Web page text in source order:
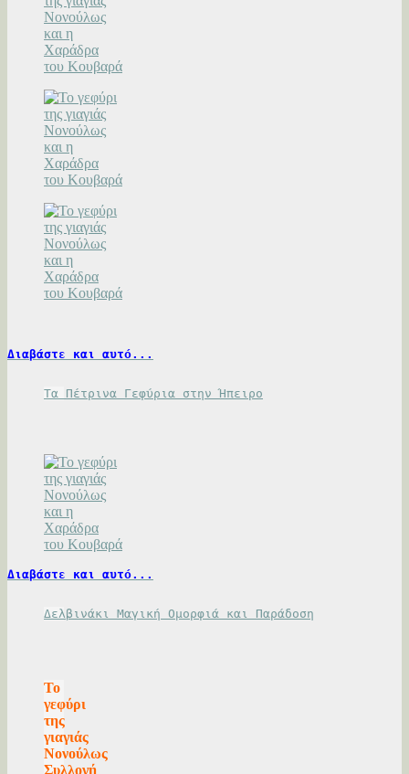
Διαβάστε και αυτό...
Τα Πέτρινα Γεφύρια στην Ήπειρο
Διαβάστε και αυτό...
Δελβινάκι Μαγική Ομορφιά και Παράδοση
Το
γεφύρι
της
γιαγιάς
Νονούλως
Συλλογή